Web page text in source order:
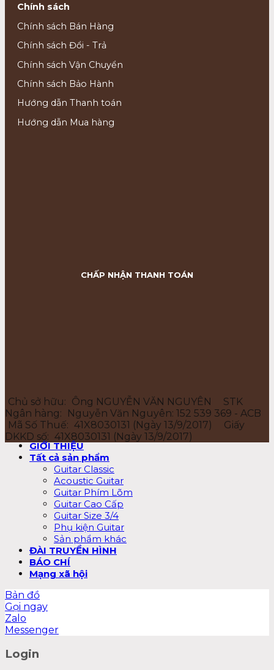
Chính sách
Chính sách Bán Hàng
Chính sách Đổi - Trả
Chính sách Vận Chuyển
Chính sách Bảo Hành
Hướng dẫn Thanh toán
Hướng dẫn Mua hàng
CHẤP NHẬN THANH TOÁN
Chủ sở hữu: Ông NGUYỄN VĂN NGUYÊN
STK
Ngân hàng:
Nguyễn Văn Nguyên: 152 539 369 - ACB
Mã Số Thuế: 41X8030131 (Ngày 13/9/2017)
Giấy
DKKD số: 41X8030131 (Ngày 13/9/2017)
GIỚI THIỆU
Tất cả sản phẩm
Guitar Classic
Acoustic Guitar
Guitar Phím Lõm
Guitar Cao Cấp
Guitar Size 3/4
Phụ kiện Guitar
Sản phẩm khác
ĐÀI TRUYỀN HÌNH
BÁO CHÍ
Mạng xã hội
Bản đồ
Gọi ngay
Zalo
Messenger
Login